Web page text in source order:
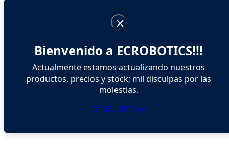
Bienvenido a ECROBOTICS!!!
Actualmente estamos actualizando nuestros
productos, precios y stock; mil disculpas por las
molestias.
DESCUBRE 👉